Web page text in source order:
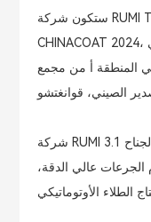
ستكون شركة RUMI Technology حاضرة في معرض
CHINACOAT 2024، وهو أحد أهم معارض صناعة الطلاء في
من 3 إلى 5 ديسمبر 2024 في المنطقة أ من مجمع
شركة RUMI جاهزة لمقابلتك في الجناح 3.1E73، حيث سنأخذ
الجرعات عالي الدقة،